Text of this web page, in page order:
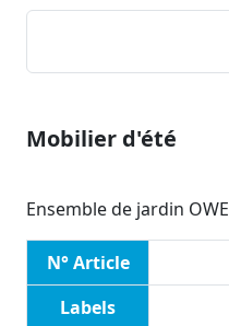
Mobilier d'été
Ensemble de jardin
N° Article
Labels